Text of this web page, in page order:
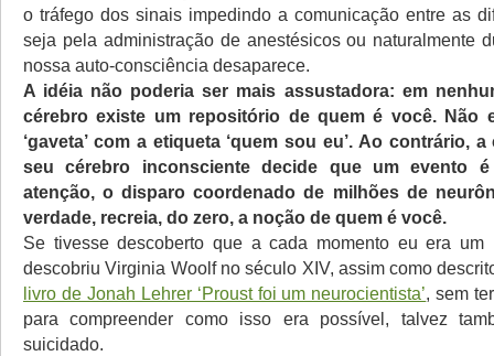
o tráfego dos sinais impedindo a comunicação entre as
seja pela administração de anestésicos ou naturalmente
nossa auto-consciência desaparece.
A idéia não poderia ser mais assustadora: em
cérebro existe um repositório de quem é você. Não
‘gaveta’ com a etiqueta ‘quem sou eu’. Ao contrário,
seu cérebro inconsciente decide que um evento
atenção, o disparo coordenado de milhões de
verdade, recreia, do zero, a noção de quem é você.
Se tivesse descoberto que a cada momento eu era um
descobriu Virginia Woolf no século XIV, assim como
livro de Jonah Lehrer ‘Proust foi um neurocientista’, sem
para compreender como isso era possível, talvez
suicidado.